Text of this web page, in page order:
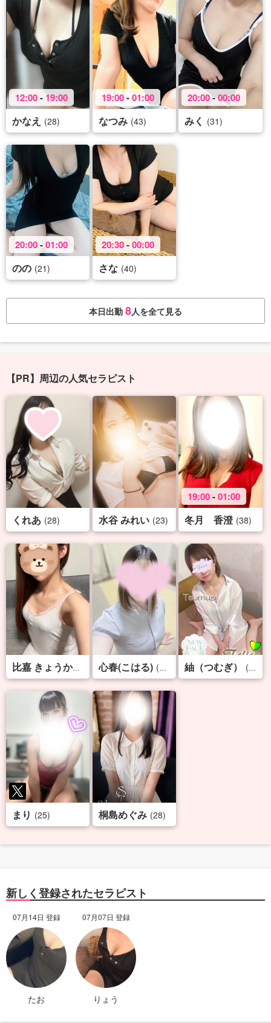
12:00- 19:00
かなえ (28)
19:00-01:00
なつみ (43)
20:00-00:00
みく (31)
20:00-01:00
のの (21)
20:30-00:00
さな (40)
本日出勤 8人を全て見る
【PR】周辺の人気セラピスト
くれあ (28) 水谷 みれい (23)
19:00-01:00
冬月 香澄 (38)
比嘉 きょうか(34) 心春(こはる) (24) 紬（つむぎ） (23)
まり (25) 桐島めぐみ (28)
新しく登録されたセラピスト
07月14日 登録
たお
07月07日 登録
りょう